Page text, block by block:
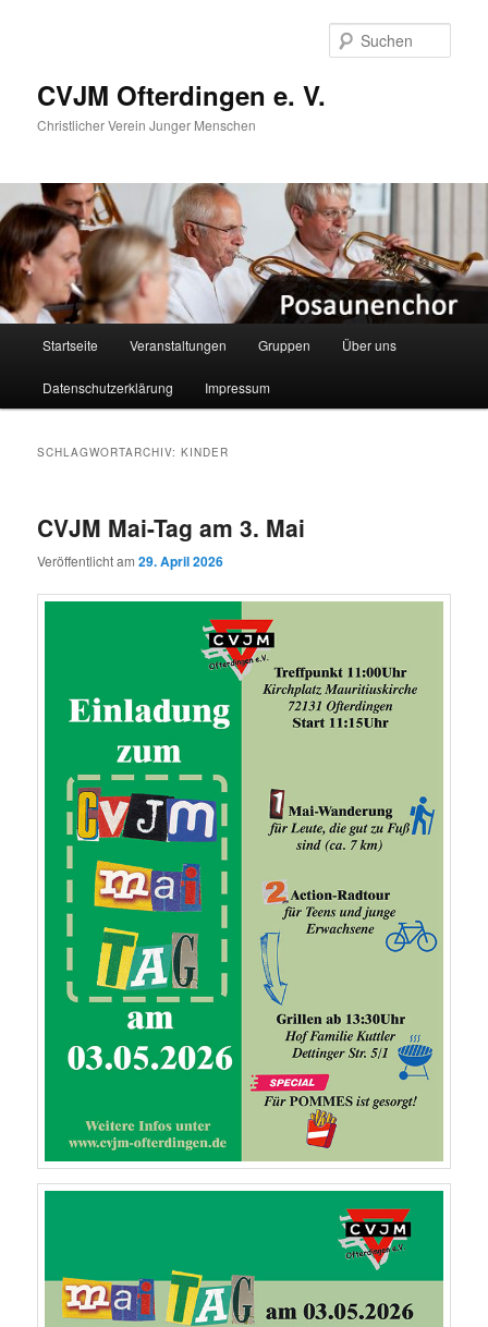
CVJM Ofterdingen e. V.
Christlicher Verein Junger Menschen
Startseite Veranstaltungen Gruppen Über uns
Datenschutzerklärung Impressum
SCHLAGWORTARCHIV:KINDER
CVJM Mai-Tag am 3. Mai
Veröffentlicht am29. April 2026